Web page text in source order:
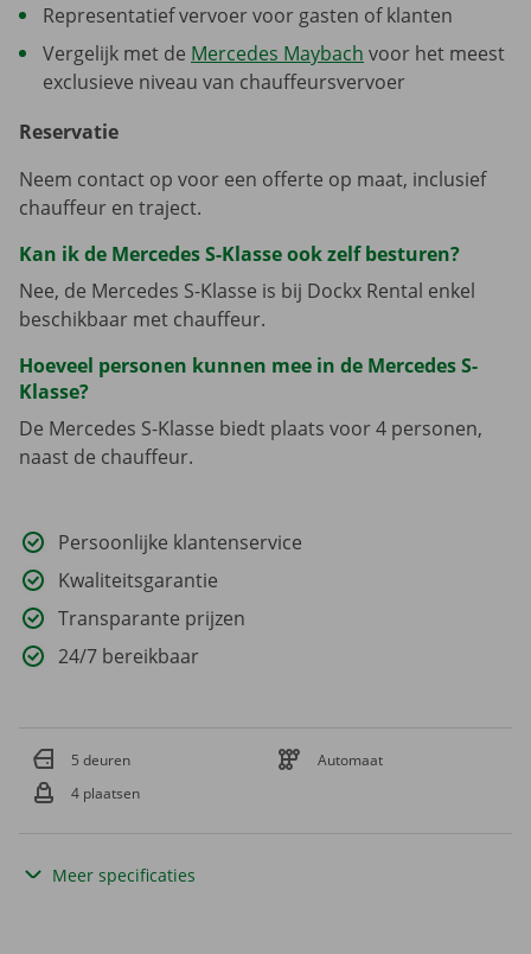
Representatief vervoer voor gasten of klanten
Vergelijk met de Mercedes Maybach voor het meest
exclusieve niveau van chauffeursvervoer
Reservatie
Neem contact op voor een offerte op maat, inclusief
chauffeur en traject.
Kan ik de Mercedes S-Klasse ook zelf besturen?
Nee, de Mercedes S-Klasse is bij Dockx Rental enkel
beschikbaar met chauffeur.
Hoeveel personen kunnen mee in de Mercedes S-
Klasse?
De Mercedes S-Klasse biedt plaats voor 4 personen,
naast de chauffeur.
Persoonlijke klantenservice
Kwaliteitsgarantie
Transparante prijzen
24/7 bereikbaar
5 deuren
Automaat
4 plaatsen
Meer specificaties